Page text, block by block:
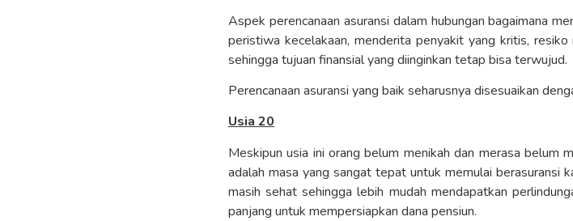
Aspek perencanaan asuransi dalam hubungan bagaimana
peristiwa kecelakaan, menderita penyakit yang kritis,
sehingga tujuan finansial yang diinginkan tetap bisa terwujud.
Perencanaan asuransi yang baik seharusnya disesuaikan
Usia 20
Meskipun usia ini orang belum menikah dan merasa belum
adalah masa yang sangat tepat untuk memulai berasuransi
masih sehat sehingga lebih mudah mendapatkan
panjang untuk mempersiapkan dana pensiun.